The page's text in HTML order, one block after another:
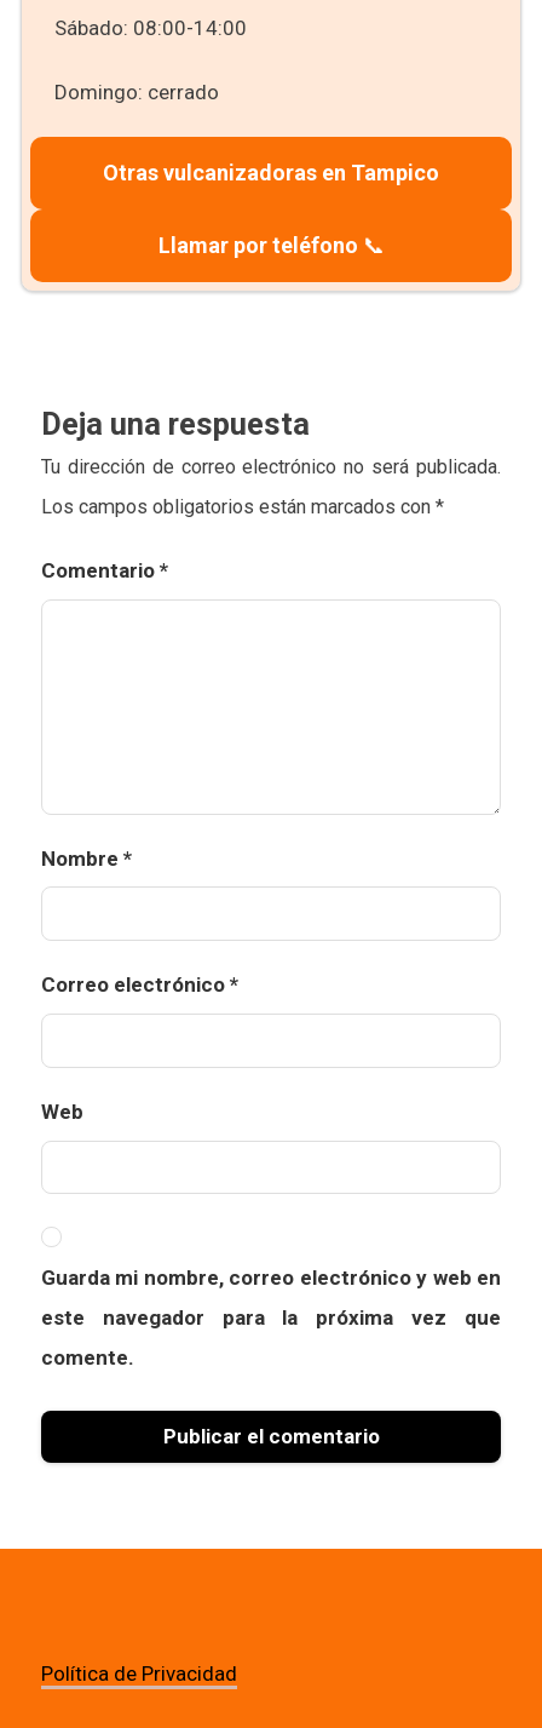
Sábado: 08:00-14:00
Domingo: cerrado
Otras vulcanizadoras en Tampico
Llamar por teléfono 📞
Deja una respuesta
Tu dirección de correo electrónico no será publicada.
Los campos obligatorios están marcados con *
Comentario *
Nombre *
Correo electrónico *
Web
Guarda mi nombre, correo electrónico y web en
este navegador para la próxima vez que
comente.
Política de Privacidad